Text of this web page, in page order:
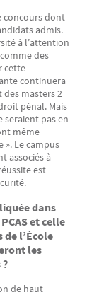
concours dont
admis.
à l’attention
des
cette
continuera
masters 2
pénal. Mais
pas en
même
». Le campus
associés à
est
dans
PCAS et celle
de l’École
les
de haut